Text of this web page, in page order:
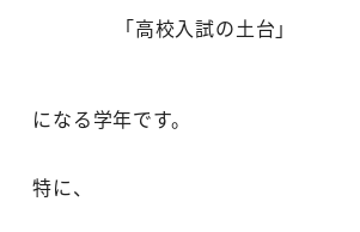
「高校入試の土台」
になる学年です。
特に、